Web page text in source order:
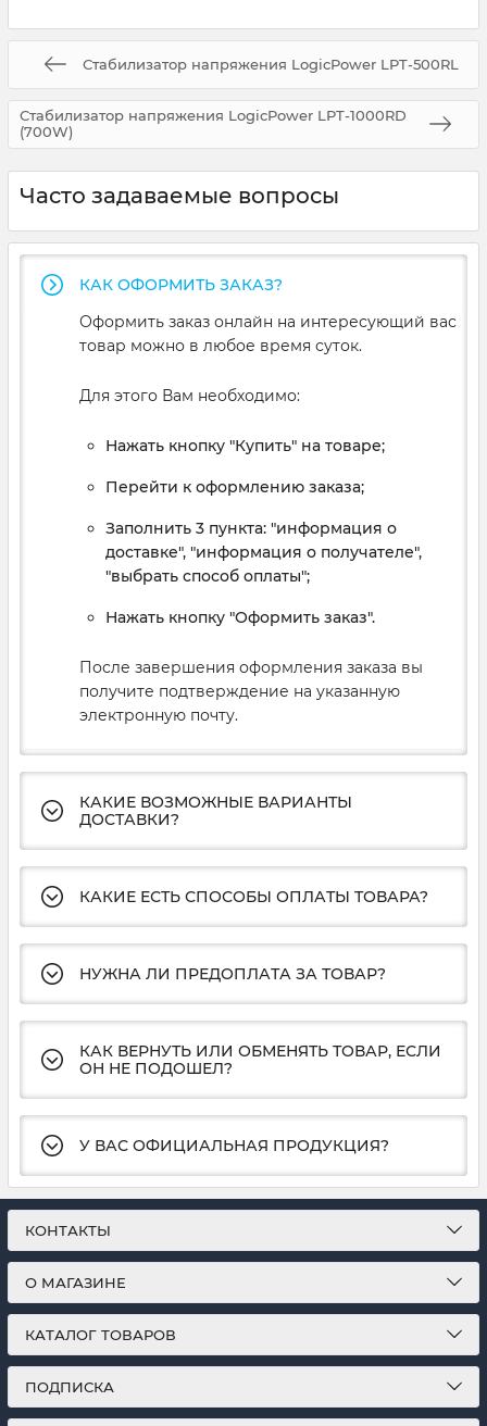
Стабилизатор напряжения LogicPower LPT-500RL
Стабилизатор напряжения LogicPower LPT-1000RD
(700W)
Часто задаваемые вопросы
КАК ОФОРМИТЬ ЗАКАЗ?
Оформить заказ онлайн на интересующий вас
товар можно в любое время суток.
Для этого Вам необходимо:
Нажать кнопку "Купить" на товаре;
Перейти к оформлению заказа;
Заполнить 3 пункта: "информация о
доставке", "информация о получателе",
"выбрать способ оплаты";
Нажать кнопку "Оформить заказ".
После завершения оформления заказа вы
получите подтверждение на указанную
электронную почту.
КАКИЕ ВОЗМОЖНЫЕ ВАРИАНТЫ
ДОСТАВКИ?
КАКИЕ ЕСТЬ СПОСОБЫ ОПЛАТЫ ТОВАРА?
НУЖНА ЛИ ПРЕДОПЛАТА ЗА ТОВАР?
КАК ВЕРНУТЬ ИЛИ ОБМЕНЯТЬ ТОВАР, ЕСЛИ
ОН НЕ ПОДОШЕЛ?
У ВАС ОФИЦИАЛЬНАЯ ПРОДУКЦИЯ?
КОНТАКТЫ
О МАГАЗИНЕ
КАТАЛОГ ТОВАРОВ
ПОДПИСКА